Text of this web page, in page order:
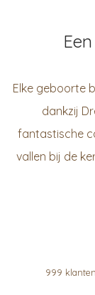
Elke geboorte
dankzij
fantastische
vallen bij de
999